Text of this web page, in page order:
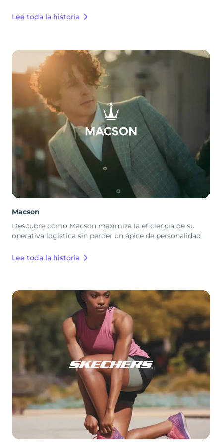
Lee toda la historia
Macson
Descubre cómo Macson maximiza la eficiencia de su
operativa logística sin perder un ápice de personalidad.
Lee toda la historia